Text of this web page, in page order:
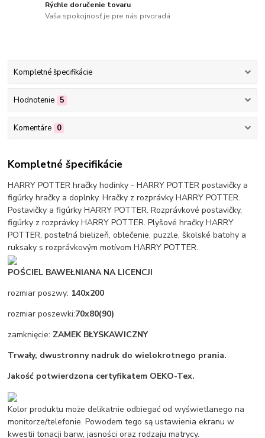
Rýchle doručenie tovaru
Vaša spokojnosť je pre nás prvoradá
Kompletné špecifikácie
Hodnotenie 5
Komentáre 0
Kompletné špecifikácie
HARRY POTTER hračky hodinky - HARRY POTTER postavičky a
figúrky hračky a doplnky. Hračky z rozprávky HARRY POTTER.
Postavičky a figúrky HARRY POTTER. Rozprávkové postavičky,
figúrky z rozprávky HARRY POTTER. Plyšové hračky HARRY
POTTER, posteľná bielizeň, oblečenie, puzzle, školské batohy a
ruksaky s rozprávkovým motívom HARRY POTTER.
POŚCIEL BAWEŁNIANA NA LICENCJI
rozmiar poszwy: 140x200
rozmiar poszewki:70x80(90)
zamknięcie: ZAMEK BŁYSKAWICZNY
Trwały, dwustronny nadruk do wielokrotnego prania.
Jakość potwierdzona certyfikatem OEKO-Tex.
Kolor produktu może delikatnie odbiegać od wyświetlanego na
monitorze/telefonie. Powodem tego są ustawienia ekranu w
kwestii tonacji barw, jasności oraz rodzaju matrycy.